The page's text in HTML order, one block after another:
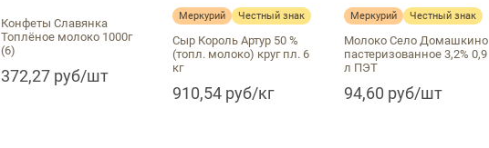
Конфеты Славянка
Топлёное молоко 1000г
(6)
372,27 руб/шт
Меркурий Честный знак
Сыр Король Артур 50 %
(топл. молоко) круг пл. 6
кг
910,54 руб/кг
Меркурий Честный знак
Молоко Село Домашкино
пастеризованное 3,2% 0,9
л ПЭТ
94,60 руб/шт